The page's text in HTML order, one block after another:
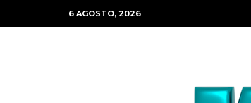
6 AGOSTO, 2026